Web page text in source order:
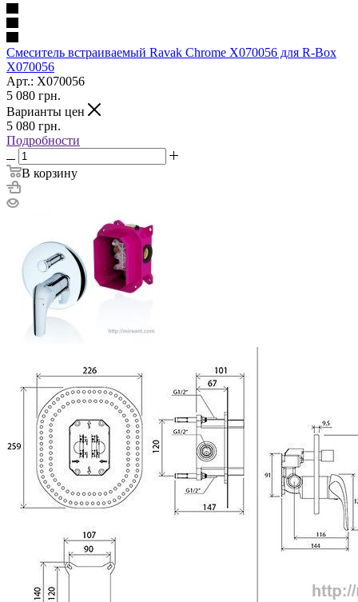
Смеситель встраиваемый Ravak Chrome X070056 для R-Box
X070056
Арт.: X070056
5 080 грн.
Варианты цен
5 080 грн.
Подробности
В корзину